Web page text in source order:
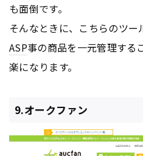
も面倒です。
そんなときに、こちらのツ
ASP事の商品を一元管理する
楽になります。
9.オークファン